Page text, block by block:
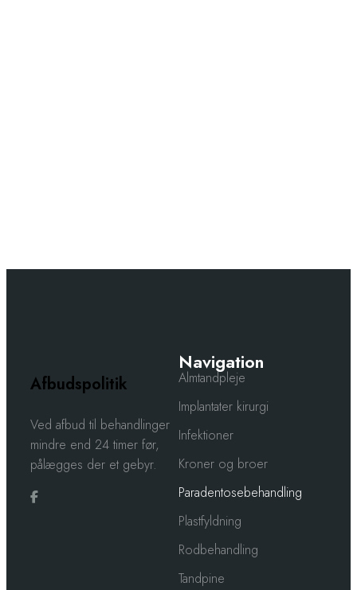
Navigation
Almtandpleje
Implantater kirurgi
Infektioner
Kroner og broer
Paradentosebehandling
Plastfyldning
Rodbehandling
Tandpine
Afbudspolitik
​​Ved afbud til behandlinger
mindre end 24 timer før,
pålægges der et gebyr.